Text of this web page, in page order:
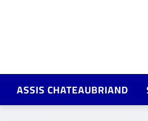
ASSIS CHATEAUBRIAND